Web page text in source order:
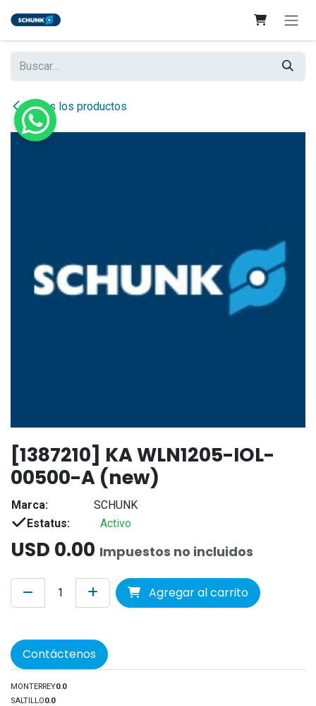
Todos los productos
[1387210] KA WLN1205-IOL-
00500-A (new)
Marca:
SCHUNK
Estatus:
Activo
USD 0.00 Impuestos no incluidos
Agregar al carrito
Contáctenos
MONTERREY0.0
SALTILLO0.0